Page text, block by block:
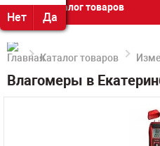
Нет Да
Нет Да
Каталог товаров
Каталог товаров
Влагомеры в